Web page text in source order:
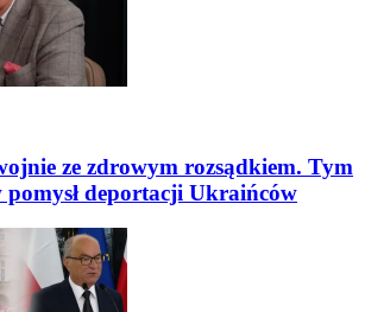
ze zdrowym rozsądkiem. Tym
pomysł deportacji Ukraińców